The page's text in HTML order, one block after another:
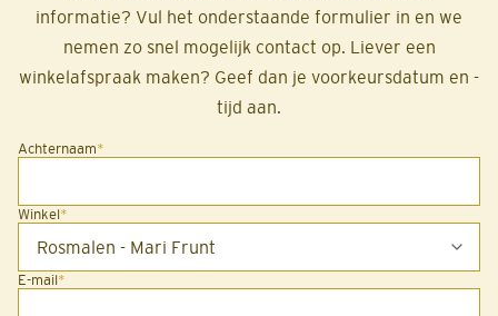
informatie? Vul het onderstaande formulier in en we
nemen zo snel mogelijk contact op. Liever een
winkelafspraak maken? Geef dan je voorkeursdatum en -
tijd aan.
Achternaam*
Winkel*
E-mail*